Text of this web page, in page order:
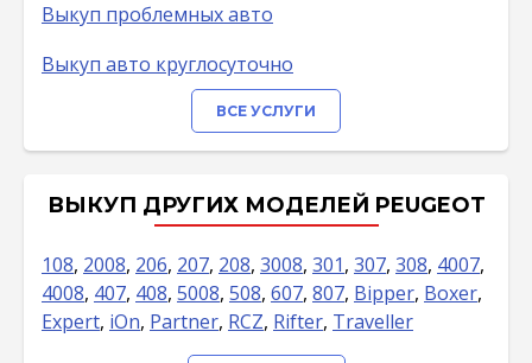
Выкуп проблемных авто
Выкуп авто круглосуточно
ВСЕ УСЛУГИ
ВЫКУП ДРУГИХ МОДЕЛЕЙ PEUGEOT
108, 2008, 206, 207, 208, 3008, 301, 307, 308, 4007,
4008, 407, 408, 5008, 508, 607, 807, Bipper, Boxer,
Expert, iOn, Partner, RCZ, Rifter, Traveller